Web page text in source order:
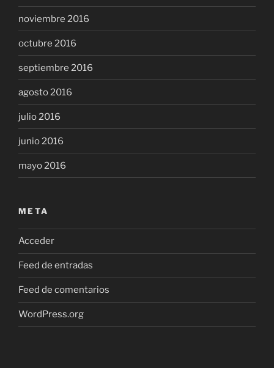
noviembre 2016
octubre 2016
septiembre 2016
agosto 2016
julio 2016
junio 2016
mayo 2016
META
Acceder
Feed de entradas
Feed de comentarios
WordPress.org